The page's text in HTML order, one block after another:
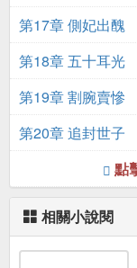
第17章 側妃出醜
第18章 五十耳光
第19章 割腕賣慘
第20章 追封世子
點
相關小說閱